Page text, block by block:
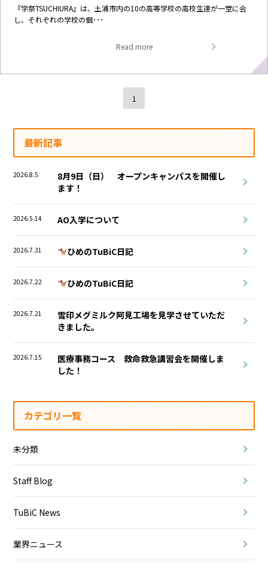
『学祭TSUCHIURA』は、土浦市内の10の高等学校の高校生達が一堂に会
し、それぞれの学校の個･･･
Read more
1
最新記事
2026.8.5
8月9日（日） オープンキャンパスを開催し
ます！
2026.5.14 AO入学について
2026.7.31 ひめのTuBiC日記
2026.7.22 ひめのTuBiC日記
2026.7.21
雪印メグミルク阿見工場を見学させていただ
きました。
2026.7.15
医療事務コース 救命救急講習会を開催しま
した！
カテゴリ一覧
未分類
Staff Blog
TuBiC News
業界ニュース